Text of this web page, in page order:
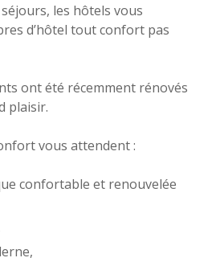
les hôtels vous
d’hôtel tout confort pas
ont été récemment rénovés
plaisir.
vous attendent :
confortable et renouvelée